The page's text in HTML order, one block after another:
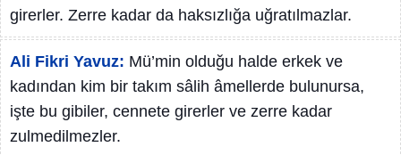
girerler. Zerre kadar da haksızlığa uğratılmazlar.
Ali Fikri Yavuz: Mü’min olduğu halde erkek ve
kadından kim bir takım sâlih âmellerde bulunursa,
işte bu gibiler, cennete girerler ve zerre kadar
zulmedilmezler.